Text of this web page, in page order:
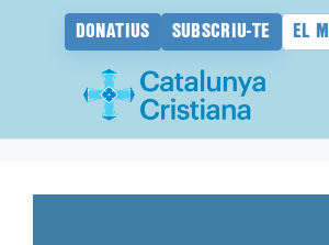
DONATIUS SUBSCRIU-TE EL